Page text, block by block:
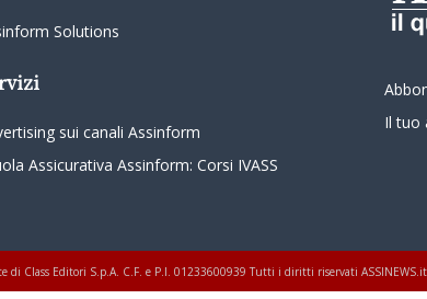
Solutions
sui canali Assinform
Assicurativa Assinform: Corsi IVASS
Il tuo
di Class Editori S.p.A. C.F. e P.I. 01233600939 Tutti i diritti riservati